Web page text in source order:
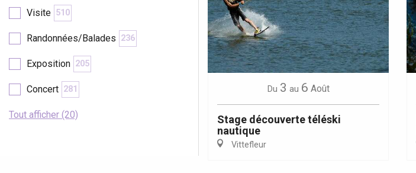
Visite 510
Randonnées/Balades 236
Exposition 205
Concert 281
Tout afficher (20)
Du 3 au 6 Août
Stage découverte téléski
nautique
Vittefleur